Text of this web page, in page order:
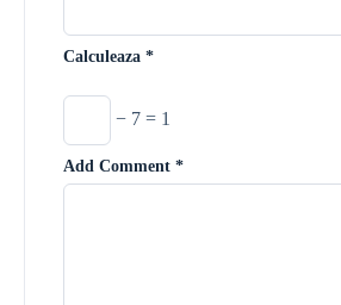
Calculeaza *
− 7 = 1
Add Comment *